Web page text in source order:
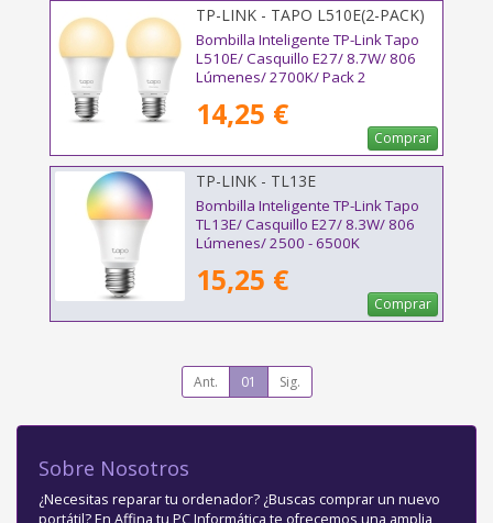
TP-LINK - TAPO L510E(2-PACK)
V2
Bombilla Inteligente TP-Link Tapo
L510E/ Casquillo E27/ 8.7W/ 806
Lúmenes/ 2700K/ Pack 2
14,25 €
Comprar
TP-LINK - TL13E
Bombilla Inteligente TP-Link Tapo
TL13E/ Casquillo E27/ 8.3W/ 806
Lúmenes/ 2500 - 6500K
15,25 €
Comprar
Ant. 01 Sig.
Sobre Nosotros
¿Necesitas reparar tu ordenador? ¿Buscas comprar un nuevo